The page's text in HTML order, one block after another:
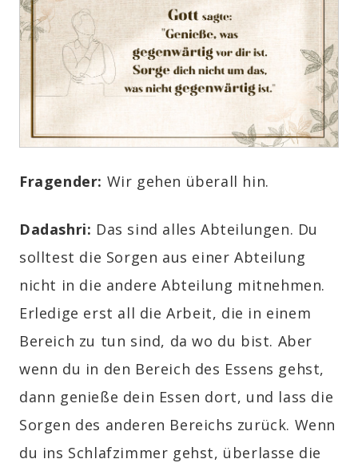
Fragender: Wir gehen überall hin.
Dadashri: Das sind alles Abteilungen. Du
solltest die Sorgen aus einer Abteilung
nicht in die andere Abteilung mitnehmen.
Erledige erst all die Arbeit, die in einem
Bereich zu tun sind, da wo du bist. Aber
wenn du in den Bereich des Essens gehst,
dann genieße dein Essen dort, und lass die
Sorgen des anderen Bereichs zurück. Wenn
du ins Schlafzimmer gehst, überlasse die